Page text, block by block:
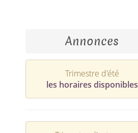
Annonces
Trimestre d'été
les horaires disponibles